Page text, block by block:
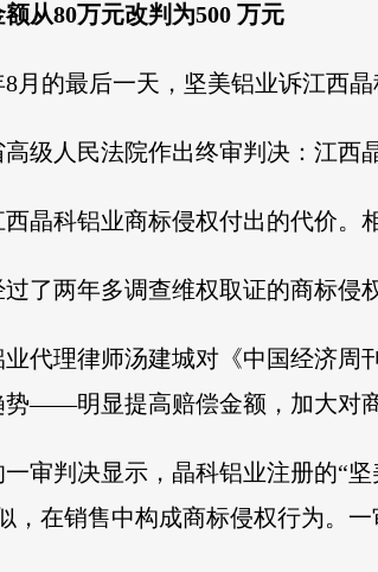
从80万元改判为500 万元
8月的最后一天，坚美铝业诉江西
级人民法院作出终审判决：江西
晶科铝业商标侵权付出的代价。
了两年多调查维权取证的商标侵
业代理律师汤建城对《中国经济周
势——明显提高赔偿金额，加大对
审判决显示，晶科铝业注册的“
，在销售中构成商标侵权行为。